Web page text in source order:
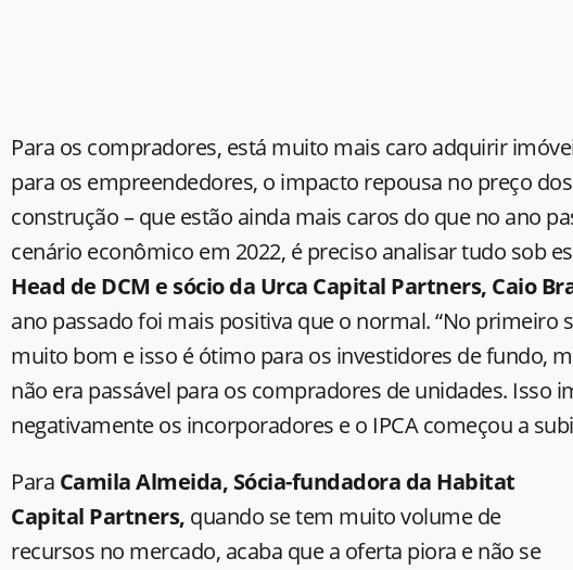
Para os compradores, está muito mais caro adquirir
para os empreendedores, o impacto repousa no preço
construção – que estão ainda mais caros do que no ano
cenário econômico em 2022, é preciso analisar tudo sob
Head de DCM e sócio da Urca Capital Partners, Caio
ano passado foi mais positiva que o normal. “No primeiro
muito bom e isso é ótimo para os investidores de fundo,
não era passável para os compradores de unidades. Isso
negativamente os incorporadores e o IPCA começou a
Para Camila Almeida, Sócia-fundadora da Habitat
Capital Partners, quando se tem muito volume de
recursos no mercado, acaba que a oferta piora e não se